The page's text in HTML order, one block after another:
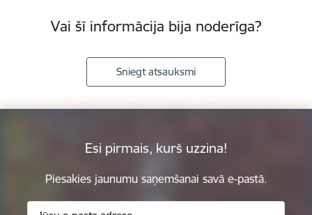
Vai šī informācija bija noderīga?
Sniegt atsauksmi
Esi pirmais, kurš uzzina!
Piesakies jaunumu saņemšanai savā e-pastā.